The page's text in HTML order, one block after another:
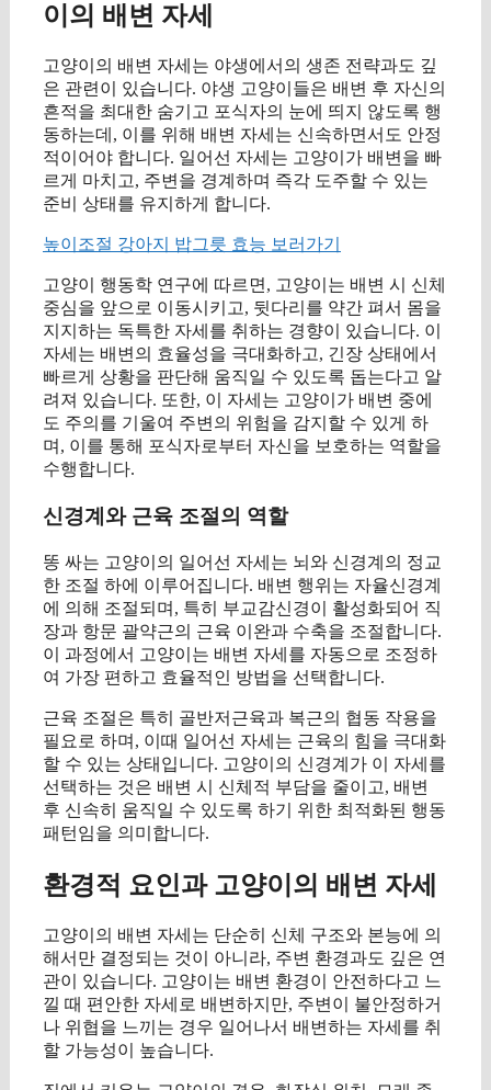
이의 배변 자세
고양이의 배변 자세는 야생에서의 생존 전략과도 깊
은 관련이 있습니다. 야생 고양이들은 배변 후 자신의
흔적을 최대한 숨기고 포식자의 눈에 띄지 않도록 행
동하는데, 이를 위해 배변 자세는 신속하면서도 안정
적이어야 합니다. 일어선 자세는 고양이가 배변을 빠
르게 마치고, 주변을 경계하며 즉각 도주할 수 있는
준비 상태를 유지하게 합니다.
높이조절 강아지 밥그릇 효능 보러가기
고양이 행동학 연구에 따르면, 고양이는 배변 시 신체
중심을 앞으로 이동시키고, 뒷다리를 약간 펴서 몸을
지지하는 독특한 자세를 취하는 경향이 있습니다. 이
자세는 배변의 효율성을 극대화하고, 긴장 상태에서
빠르게 상황을 판단해 움직일 수 있도록 돕는다고 알
려져 있습니다. 또한, 이 자세는 고양이가 배변 중에
도 주의를 기울여 주변의 위험을 감지할 수 있게 하
며, 이를 통해 포식자로부터 자신을 보호하는 역할을
수행합니다.
신경계와 근육 조절의 역할
똥 싸는 고양이의 일어선 자세는 뇌와 신경계의 정교
한 조절 하에 이루어집니다. 배변 행위는 자율신경계
에 의해 조절되며, 특히 부교감신경이 활성화되어 직
장과 항문 괄약근의 근육 이완과 수축을 조절합니다.
이 과정에서 고양이는 배변 자세를 자동으로 조정하
여 가장 편하고 효율적인 방법을 선택합니다.
근육 조절은 특히 골반저근육과 복근의 협동 작용을
필요로 하며, 이때 일어선 자세는 근육의 힘을 극대화
할 수 있는 상태입니다. 고양이의 신경계가 이 자세를
선택하는 것은 배변 시 신체적 부담을 줄이고, 배변
후 신속히 움직일 수 있도록 하기 위한 최적화된 행동
패턴임을 의미합니다.
환경적 요인과 고양이의 배변 자세
고양이의 배변 자세는 단순히 신체 구조와 본능에 의
해서만 결정되는 것이 아니라, 주변 환경과도 깊은 연
관이 있습니다. 고양이는 배변 환경이 안전하다고 느
낄 때 편안한 자세로 배변하지만, 주변이 불안정하거
나 위협을 느끼는 경우 일어나서 배변하는 자세를 취
할 가능성이 높습니다.